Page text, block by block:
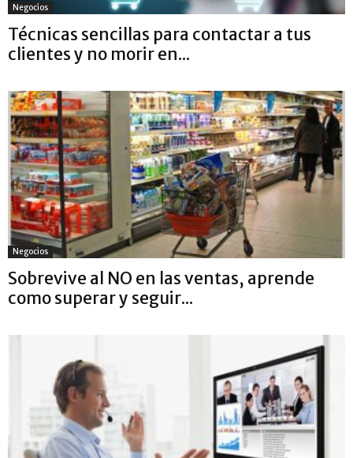
Negocios
Técnicas sencillas para contactar a tus
clientes y no morir en...
Negocios
Sobrevive al NO en las ventas, aprende
como superar y seguir...